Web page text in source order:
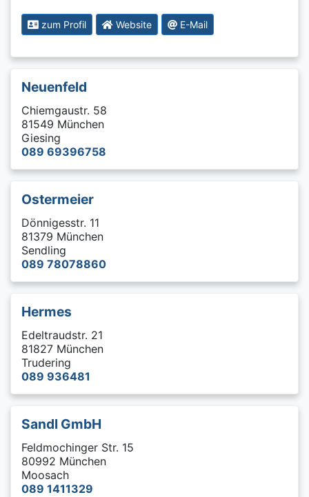
zum Profil Website E-Mail
Neuenfeld
Chiemgaustr. 58
81549 München
Giesing
089 69396758
Ostermeier
Dönnigesstr. 11
81379 München
Sendling
089 78078860
Hermes
Edeltraudstr. 21
81827 München
Trudering
089 936481
Sandl GmbH
Feldmochinger Str. 15
80992 München
Moosach
089 1411329